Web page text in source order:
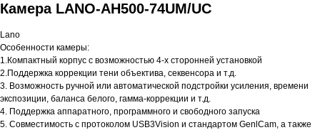
Камера LANO-AH500-74UM/UC
Lano
Особенности камеры:
1.Компактный корпус с возможностью 4-х сторонней установкой
2.Поддержка коррекции тени объектива, секвенсора и т.д.
3. Возможность ручной или автоматической подстройки усиления, времени
экспозиции, баланса белого, гамма-коррекции и т.д.
4. Поддержка аппаратного, программного и свободного запуска
5. Совместимость с протоколом USB3Vision и стандартом GenlCam, а также